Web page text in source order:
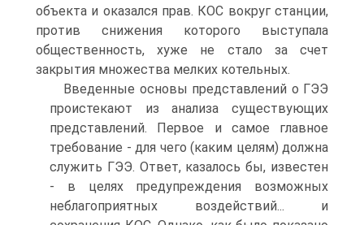
объекта и оказался прав. КОС вокруг станции,
против снижения которого выступала
общественность, хуже не стало за счет
закрытия множества мелких котельных.
Введенные основы представлений о ГЭЭ
проистекают из анализа существующих
представлений. Первое и самое главное
требование - для чего (каким целям) должна
служить ГЭЭ. Ответ, казалось бы, известен
- в целях предупреждения возможных
неблагоприятных воздействий... и